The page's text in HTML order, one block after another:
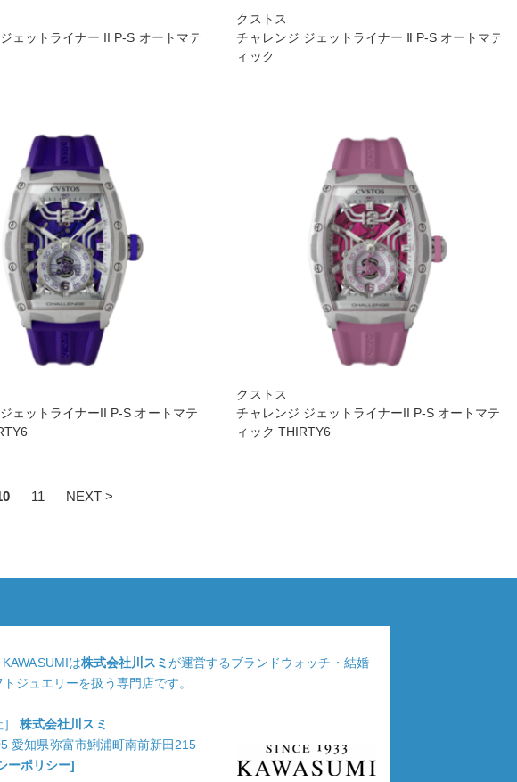
ェットライナー II P-S オートマテ
クストス
チャレンジ ジェットライナー Ⅱ P-S オートマテ
ィック
ェットライナーII P-S オートマテ
クストス
チャレンジ ジェットライナーII P-S オートマテ
ィック THIRTY6
11 NEXT >
は株式会社川スミが運営するブランドウォッチ・結婚
ジュエリーを扱う専門店です。
］株式会社川スミ
愛知県弥富市鯏浦町南前新田215
ーポリシー]